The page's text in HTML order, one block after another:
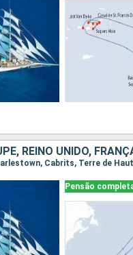
REINO UNIDO,
Pensão